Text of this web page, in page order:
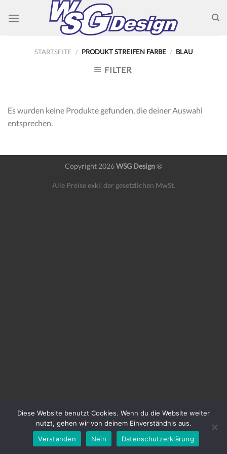
STARTSEITE / PRODUKT STREIFEN FARBE / BLAU
FILTER
Es wurden keine Produkte gefunden, die deiner Auswahl
entsprechen.
Copyright 2026WSG Design®
Alle Preise exkl. der gesetzlichen MwSt.
Diese Website benutzt Cookies. Wenn du die Website weiter
nutzt, gehen wir von deinem Einverständnis aus.
Verstanden
Nein Datenschutzerklärung